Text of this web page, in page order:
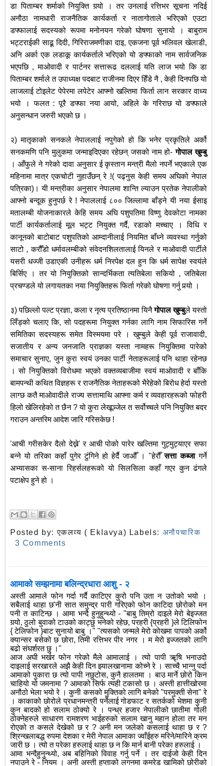
डा पिताम्बर शर्माको नियुक्ति गर्‍यो । तर उनलाई रत्तिभर सूचना नदिई
अनौठा नामधारी राजनैतिक कार्यकर्ता र नातागोताले भरिएको एउटा
डफ्फालाई सदस्यको रूपमा मनोनयन गरेको घोषणा सुनायो । बाबुराम
भट्टराईकी साढू दिदी, गिरिराजमणीका दाइ, एकजना पूर्व भलिवल खेलाडी,
अनि अर्का एक लडाकू कार्यकर्ताले भरिएको यो डफ्फाको नाम सार्वजनिक
भएपछि , माओवादी र पार्टनर सत्तारूढ दललाई यति लाज भयो कि डा
पिताम्बर शर्माले त उपाध्यक्ष पदबाट राजीनमा दिएर हिँडे नै , केही दिनपछि यो
लाजलाई टोइलेट पेपेरमा लपेटेर आफ्नो खल्तिमा फिर्ता लान सरकार वाध्य
भयो । फलत : पूरै डफ्फा नया आयो, अहिले के गरिराछ यो डफ्फाले
अनुसन्धान जरुरी भएको छ ।
२) मातृकाको सनकले नेपाललाई नपुगेको हो कि भनेर प्रकृतिले अर्को
सनकमणि पनि मुलुकमा जन्माइदिएका रहेछन् जसको नाम हो-गोपाल खुम्बु
। आँफुले ने गरेको दावा अनुसार ई कृस्तान मन्त्री मैलो नपर्ने भएकाले एक
महिनामा मात्र एकचोटी नुहाउँछन् रे !( पढ्नुस केही समय अघिको नेपाल
पत्रिका)। यी मन्त्रीका अनुसार नेपालमा शान्ति ल्याउन प्रतेक नेपालीको
आफ्नो बन्दूक हुनुपर्छ रे ! नेपाललाई ८०० जिल्लामा बाँड्ने यी नया ईसाइ
मतालम्बी योजनाकारले केहि समय अघि पशुपतिमा विष्णु देवकोटा नामका
पार्टी कार्यकर्तालाई मूल भट्ट नियुक्त गर्दै, रडाको मच्चाए । विधि र
कानूनको बाटोबाट पशुपतिको आम्दानीलाई नियमित बाँध्ने व्यवस्था गर्नुको
साटो , करौँडो धर्मावलम्बीको संवेदनशिलतालाई यिनले र माओवादी पार्टीले
यसरी धज्जी उडाएकी उनीहरू धर्म निरपेक्ष दल हुन कि धर्म सापेक्ष स्वयंले
बिर्सिए । तर यो नियुक्तिको सान्दर्भिकता त्यतिबेला सकियो , जतिबेला
प्रचण्डले यो लगायतका नया नियुक्तिहरू फिर्ता गरेको घोषणा गर्नु पर्‍यो ।
३) पछिल्लो पल्ट प्रज्ञा, कला र नृत्य प्रतिष्ठानमा यिनैगोपाल खुम्बुले यस्तो
लिँड्को चलाए कि, सो पदहरूमा नियुक्त गर्नका लागि नाम सिफारिस गर्ने
समितिका सदस्यहरू समेत विस्मयमा परे । खुम्बुले केही पूर्व राजावादी,
सजातीय र अन्य जनजाति प्राज्ञका यस्ता नामहरू नियुक्तिमा पारेको
समाचार सुनाए, जुन कुरा स्वयं उनका पार्टी नेताहरूलाई पनि थाहा रहेनछ
। सो नियुक्तिको विरोधमा भएको वक्तव्यबाजीमा स्वयं माओवादी र बाँकि
बामपन्थी कथित विज्ञहरू र राजनैतिक नेताहरूको भैरेहेको बिरोध हेर्दा यस्तो
लाग्छ कतै माओवादीले राज्य सत्तामाथि आफ्ना कर्म र व्यवहारहरूको फोहरी
हिलो खेलिरहेको त छैन ? यो कुरा लेखूञ्जेल त सर्वोच्चले पनि नियुक्ति बदर
गराउन अन्तरिम आदेश जारि गरिसकेछ !
'आची गरीसकेर दैलो देख्ने' र आची पोको पारेर खल्तिमा गुट्मुट्याएर सफा
बन्ने यो तरिका कहाँ पुगेर टुंगिने हो हेर्दै जाऔँ । "हेरौँसत्ता कब्जागर्ने
अभ्यासका स-साना रिहर्सलहरूको यो सिलसिला कहाँ गएर कुन ढंगले
पटाक्षेप हुने हो ।
Posted by:एकलव्य ( Eklavya) Labels: अनौपचारिक
3 Comments
आमाको सम्झनामा बलिन्द्रधारा आशु - २
अस्ती आमाले फोन गर्दा गर्दै काटिएर कुरो पनि उता न उतोको भयो ।
सबैलाई थाहा छ'नी सात समुन्द्र पारी गरिएको फोन काटिदा छोरोको मन
पनी त काटिन्छ । आमा भन्दै हुनुहुन्थ्यो - "बाबु तिम्रो दाइले मेरो बेइज्जत
गर्‍यो, ठुलो बुवाको टाउको काट्छु भनेको रहेछ, परहरी {प्रहरी }ले टिलिफोन
{ टेलिफोन }बाट सुनायो बाबु ।" "त्यसको जन्मले मेरो कोखमा पापको अर्को
क्यान्सर बसेको छ छोरा, तिमी रत्तिभर पीर नगर । म मेरो इज्जतको लागि
बढो संघर्शरत छु ।"
आज अघी भर्खर फोन गरेको मैले आमालाई । त्यो पापी ॠषि भनाउदो
दाइलाई सरखारले अझै केही दिन झ्यालखानामा कोच्ने रे । साच्चै भान्नु पर्दा
आमाको पुकारा छ त्यो पापी नछुटोस, कुनै हालतमा । बाउ मार्ने छोरो किन
चाहियो यो जमनामा ? आमाको सिर्फ त्यही टकासो छ । अस्ती हात्तीखोरमा
अनौठो भेला भयो रे । कुनी कसको मुक्तिको लागि बनेको "परमुक्ती सेना" रे
। काकाको छोरोले प्रधानमन्त्री पर्नेलाई गोडफाट र सतर्कको भेशमा कुनी
कुन बादको हो सलाम ठोक्यो रे । पन्ध्र हजार नेपालीको छातीमा गोली
ठोक्नेहरुले साधारण रामशरण भाईहरुको सलाम खानु महान होला तर मन
रोएको त कसले देखेको छ र ? अनी मन जलेको कसलाई थाहा छ र ?
श्रिन्खलाबद्ध रुपमा देशका र मेरी नेपाल आमाका ज्वाँईहरु मरिने/मारिने क्रम
जारी छ । त्यो त परेका हरुलाई थाहा छ न कि मार्न बानी परेका हरुलाई ।
आमा भन्दैहुनुन्थ्यो, अब बहिनिको विवाह गर्नु पर्ने । तर दाईजो केही दिन
नपाउने रे - नियम । अनी अस्ती हप्ताको लगनमा कमरेड खामिको छोरीको